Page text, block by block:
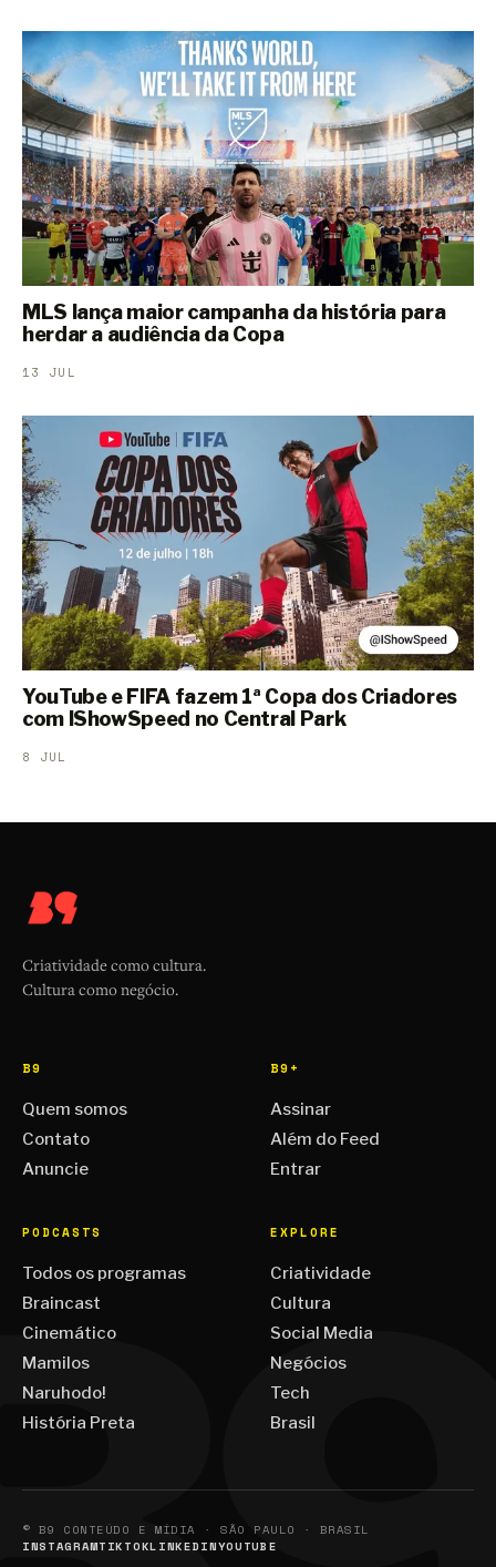
MLS lança maior campanha da história para
herdar a audiência da Copa
13 JUL
YouTube e FIFA fazem 1ª Copa dos Criadores
com IShowSpeed no Central Park
8 JUL
Criatividade como cultura.
Cultura como negócio.
B9
Quem somos
Contato
Anuncie
B9+
Assinar
Além do Feed
Entrar
PODCASTS
Todos os programas
Braincast
Cinemático
Mamilos
Naruhodo!
História Preta
EXPLORE
Criatividade
Cultura
Social Media
Negócios
Tech
Brasil
© B9 CONTEÚDO E MÍDIA · SÃO PAULO · BRASIL
INSTAGRAMTIKTOKLINKEDINYOUTUBE